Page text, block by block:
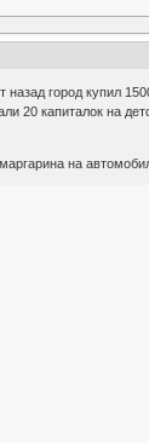
город купил
20 капиталок на
на